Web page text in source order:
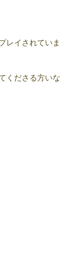
レイされていま
くださる方いな